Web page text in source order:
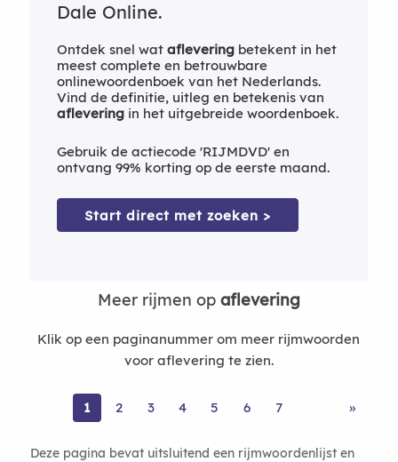
Dale Online.
Ontdek snel wat afleveringbetekent in het
meest complete en betrouwbare
onlinewoordenboek van het Nederlands.
Vind de definitie, uitleg en betekenis van
afleveringin het uitgebreide woordenboek.
Gebruik de actiecode 'RIJMDVD' en
ontvang 99% korting op de eerste maand.
Start direct met zoeken >
Meer rijmen op aflevering
Klik op een paginanummer om meer rijmwoorden
voor aflevering te zien.
1 2 3 4 5 6 7 »
Deze pagina bevat uitsluitend een rijmwoordenlijst en